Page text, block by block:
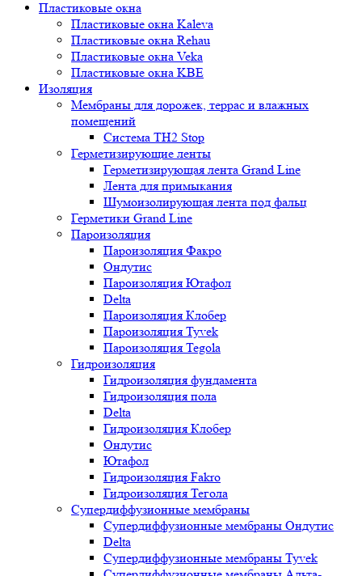
Пластиковые окна
Пластиковые окна Kaleva
Пластиковые окна Rehau
Пластиковые окна Veka
Пластиковые окна KBE
Изоляция
Мембраны для дорожек, террас и влажных
помещений
Система TH2 Stop
Герметизирующие ленты
Герметизирующая лента Grand Line
Лента для примыкания
Шумоизолирующая лента под фальц
Герметики Grand Line
Пароизоляция
Пароизоляция Факро
Ондутис
Пароизоляция Ютафол
Delta
Пароизоляция Клобер
Пароизоляция Tyvek
Пароизоляция Tegola
Гидроизоляция
Гидроизоляция фундамента
Гидроизоляция пола
Delta
Гидроизоляция Клобер
Ондутис
Ютафол
Гидроизоляция Fakro
Гидроизоляция Тегола
Супердиффузионные мембраны
Супердиффузионные мембраны Ондутис
Delta
Супердиффузионные мембраны Tyvek